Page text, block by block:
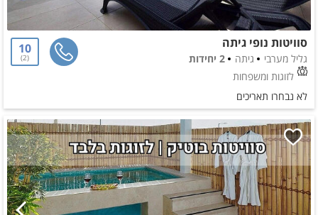
סוויטות נופי גיתה
גליל מערבי גיתה
2 יחידות
לזוגות ומשפחות
10
2
לא נבחרו תאריכים